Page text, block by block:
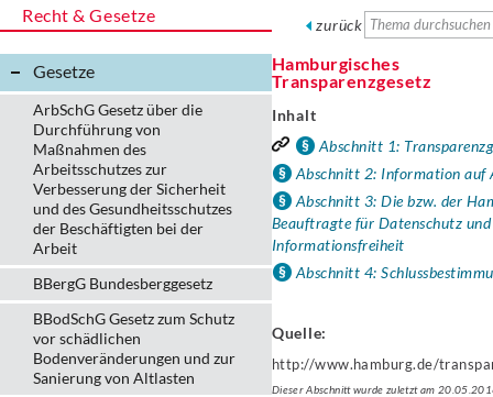
Recht & Gesetze
Gesetze
ArbSchG Gesetz über die
Durchführung von
Maßnahmen des
Arbeitsschutzes zur
Verbesserung der Sicherheit
und des Gesundheitsschutzes
der Beschäftigten bei der
Arbeit
BBergG Bundesberggesetz
BBodSchG Gesetz zum Schutz
vor schädlichen
Bodenveränderungen und zur
Sanierung von Altlasten
zurück
Hamburgisches
Transparenzgesetz
Inhalt
Abschnitt 1:
Abschnitt 2: Information auf
Abschnitt 3: Die bzw. der
Beauftragte für Datenschutz und
Informationsfreiheit
Abschnitt 4:
Quelle:
http://www.hamburg.de/
Dieser Abschnitt wurde zuletzt am